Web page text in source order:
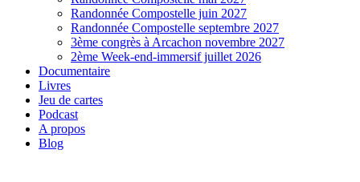
Randonnée Compostelle juin 2027
Randonnée Compostelle septembre 2027
3ème congrès à Arcachon novembre 2027
2ème Week-end-immersif juillet 2026
Documentaire
Livres
Jeu de cartes
Podcast
A propos
Blog